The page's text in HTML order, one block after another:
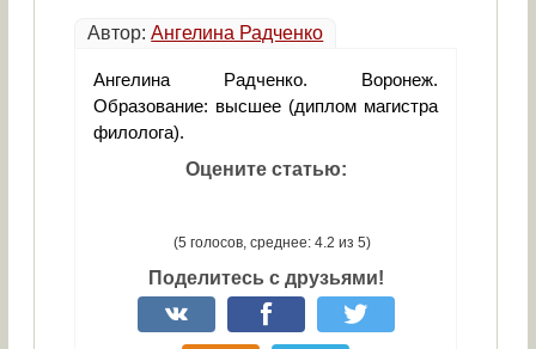
Автор:Ангелина Радченко
Ангелина Радченко. Воронеж.
Образование: высшее (диплом магистра
филолога).
Оцените статью:
(5 голосов, среднее: 4.2 из 5)
Поделитесь с друзьями!